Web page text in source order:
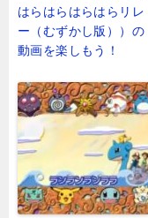
はらはらはらはらリレ
ー（むずかし版））の
動画を楽しもう！